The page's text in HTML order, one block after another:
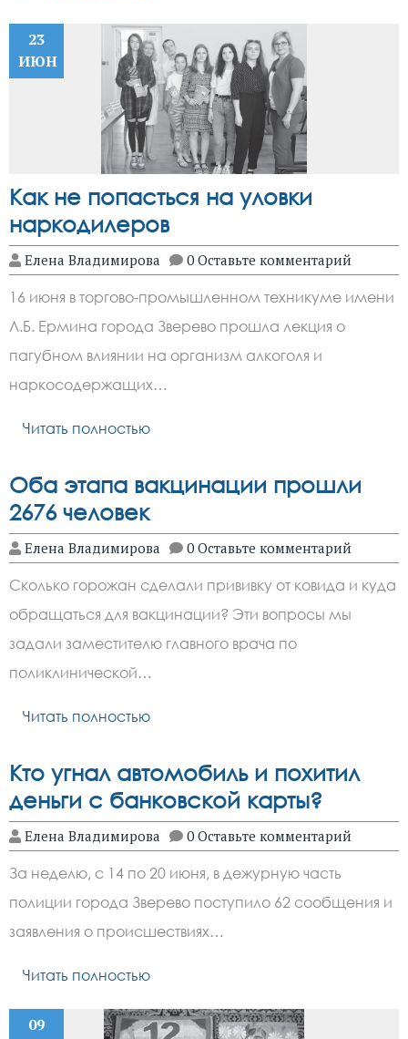
23
ИЮН
Как не попасться на уловки
наркодилеров
Елена Владимирова 0 Оставьте комментарий
16 июня в торгово-промышленном техникуме имени
Л.Б. Eрмина города Зверево прошла лекция о
пагубном влиянии на организм алкоголя и
наркосодержащих…
Читать полностью
Оба этапа вакцинации прошли
2676 человек
Елена Владимирова 0 Оставьте комментарий
Сколько горожан сделали прививку от ковида и куда
обращаться для вакцинации? Эти вопросы мы
задали заместителю главного врача по
поликлинической…
Читать полностью
Кто угнал автомобиль и похитил
деньги с банковской карты?
Елена Владимирова 0 Оставьте комментарий
За неделю, с 14 по 20 июня, в дежурную часть
полиции города Зверево поступило 62 сообщения и
заявления о происшествиях…
Читать полностью
09